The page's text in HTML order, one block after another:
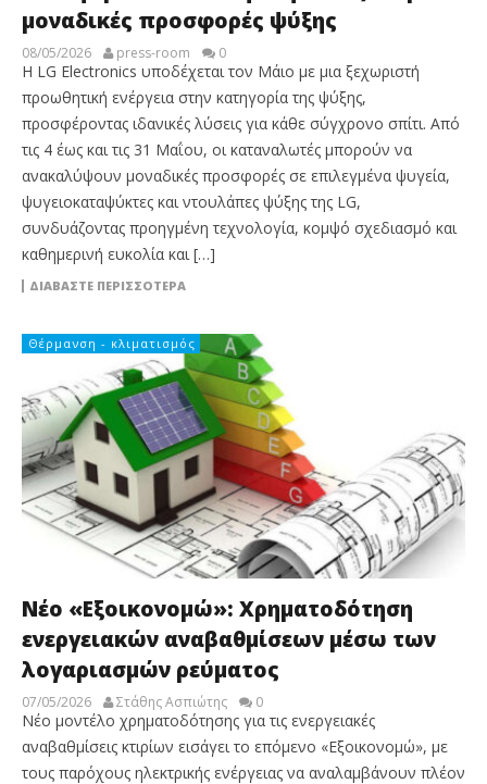
μοναδικές προσφορές ψύξης
08/05/2026 press-room 0
Η LG Electronics υποδέχεται τον Μάιο με μια ξεχωριστή
προωθητική ενέργεια στην κατηγορία της ψύξης,
προσφέροντας ιδανικές λύσεις για κάθε σύγχρονο σπίτι. Από
τις 4 έως και τις 31 Μαΐου, οι καταναλωτές μπορούν να
ανακαλύψουν μοναδικές προσφορές σε επιλεγμένα ψυγεία,
ψυγειοκαταψύκτες και ντουλάπες ψύξης της LG,
συνδυάζοντας προηγμένη τεχνολογία, κομψό σχεδιασμό και
καθημερινή ευκολία και […]
ΔΙΑΒΆΣΤΕ ΠΕΡΙΣΣΌΤΕΡΑ
Θέρμανση - κλιματισμός
Νέο «Εξοικονομώ»: Χρηματοδότηση
ενεργειακών αναβαθμίσεων μέσω των
λογαριασμών ρεύματος
07/05/2026 Στάθης Ασπιώτης 0
Νέο μοντέλο χρηματοδότησης για τις ενεργειακές
αναβαθμίσεις κτιρίων εισάγει το επόμενο «Εξοικονομώ», με
τους παρόχους ηλεκτρικής ενέργειας να αναλαμβάνουν πλέον